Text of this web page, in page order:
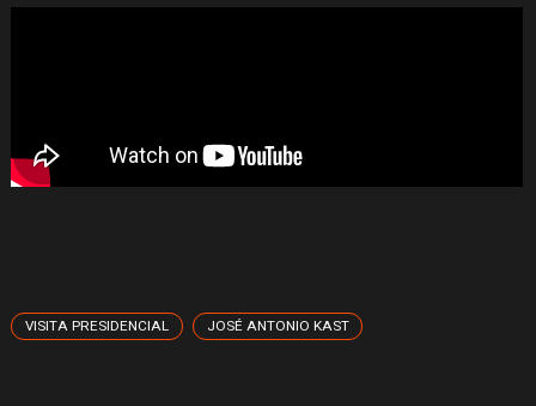
VISITA PRESIDENCIAL JOSÉ ANTONIO KAST